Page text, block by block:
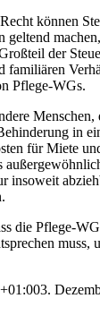
können
geltend
der
familiären
Pflege-WGs.
in
für Miete
insoweit
die Pflege-
muss,
3.